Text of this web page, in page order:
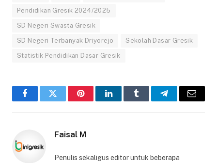
Pendidikan Gresik 2024/2025
SD Negeri Swasta Gresik
SD Negeri Terbanyak Driyorejo Sekolah Dasar Gresik
Statistik Pendidikan Dasar Gresik
FacebookTwitter PinterestLinkedInTumblr TelegramEmail
Faisal M
Penulis sekaligus editor untuk beberapa